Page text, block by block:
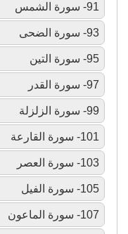
91- سورة الشمس
93- سورة الضحى
95- سورة التين
97- سورة القدر
99- سورة الزلزلة
101- سورة القارعة
103- سورة العصر
105- سورة الفيل
107- سورة الماعون